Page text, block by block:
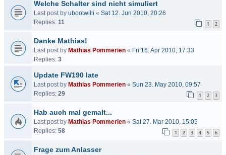
Welche Schalter sind nicht simuliert
Last post by ubootwilli « Sat 12. Jun 2010, 20:26
Replies: 11 1 2
Danke Mathias!
Last post by Mathias Pommerien « Fri 16. Apr 2010, 17:33
Replies: 3
Update FW190 late
Last post by Mathias Pommerien « Sun 23. May 2010, 09:57
Replies: 29 1 2 3
Hab auch mal gemalt...
Last post by Mathias Pommerien « Sat 27. Mar 2010, 15:05
Replies: 58 1 2 3 4 5 6
Frage zum Anlasser